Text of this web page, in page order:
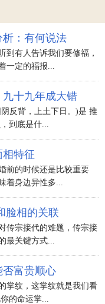
：有何说法
到有人告诉我们要修福，
一定的福报...
十九年成大错
反背，上土下日。)是 推
到底是什...
特征
前的时候还是比较重要
着身边异性多...
脸相的关联
传宗接代的难题，传宗接
最关键方式...
富贵顺心
掌纹，这掌纹就是我们看
的命运掌...